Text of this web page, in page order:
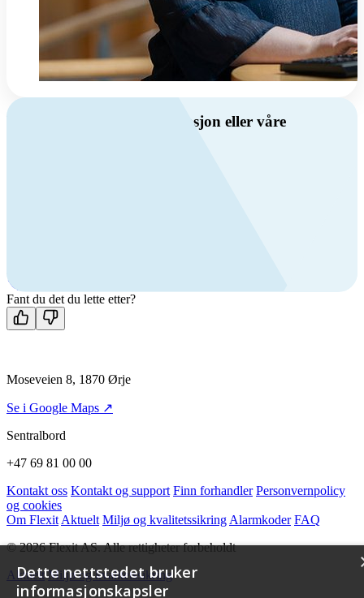
Har du spørsmål om ventilasjon eller våre
Kontakt oss
Fant du det du lette etter?
Moseveien 8, 1870 Ørje
Se i Google Maps ↗
Sentralbord
+47 69 81 00 00
Kontakt oss Kontakt og support Finn forhandler Personvernpolicy
og cookies
Om Flexit Aktuelt Miljø og kvalitetssikring Alarmkoder FAQ
© 2026 Flexit AS. Alle rettigheter forbeholdt
Aktuelt Miljø og kvalitetssikring
Dette nettstedet bruker
informasjonskapsler